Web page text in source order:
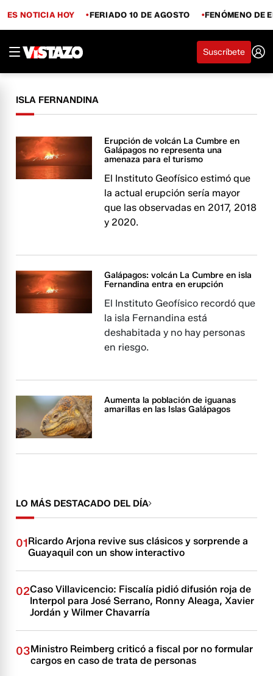
ES NOTICIA HOY FERIADO 10 DE AGOSTO FENÓMENO DE
Suscríbete
ISLA FERNANDINA
Erupción de volcán La Cumbre en
Galápagos no representa una
amenaza para el turismo
El Instituto Geofísico estimó que
la actual erupción sería mayor
que las observadas en 2017, 2018
y 2020.
Galápagos: volcán La Cumbre en isla
Fernandina entra en erupción
El Instituto Geofísico recordó que
la isla Fernandina está
deshabitada y no hay personas
en riesgo.
Aumenta la población de iguanas
amarillas en las Islas Galápagos
LO MÁS DESTACADO DEL DÍA
01Ricardo Arjona revive sus clásicos y sorprende a
Guayaquil con un show interactivo
02Caso Villavicencio: Fiscalía pidió difusión roja de
Interpol para José Serrano, Ronny Aleaga, Xavier
Jordán y Wilmer Chavarría
03Ministro Reimberg criticó a fiscal por no formular
cargos en caso de trata de personas